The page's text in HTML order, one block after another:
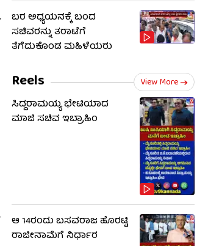
ಬರ ಅಧ್ಯಯನಕ್ಕೆ ಬಂದ
ಸಚಿವರನ್ನು ತರಾಟೆಗೆ
ತೆಗೆದುಕೊಂಡ ಮಹಿಳೆಯರು
Reels View More
ಸಿದ್ದರಾಮಯ್ಯ ಭೇಟಿಯಾದ
ಮಾಜಿ ಸಚಿವ ಇಬ್ರಾಹಿಂ
ಆ 14ರಂದು ಬಸವರಾಜ ಹೊರಟ್ಟಿ
ರಾಜೀನಾಮೆಗೆ ನಿರ್ಧಾರ